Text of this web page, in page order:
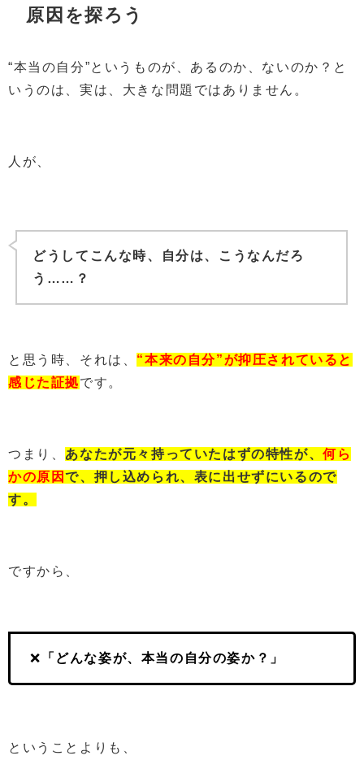
原因を探ろう
“本当の自分”というものが、あるのか、ないのか？と
いうのは、実は、大きな問題ではありません。
人が、
どうしてこんな時、自分は、こうなんだろ
う……？
と思う時、それは、 “本来の自分”が抑圧されていると
感じた証拠です。
つまり、 あなたが元々持っていたはずの特性が、何ら
かの原因で、押し込められ、表に出せずにいるので
す。
ですから、
❌ 「どんな姿が、本当の自分の姿か？」
ということよりも、